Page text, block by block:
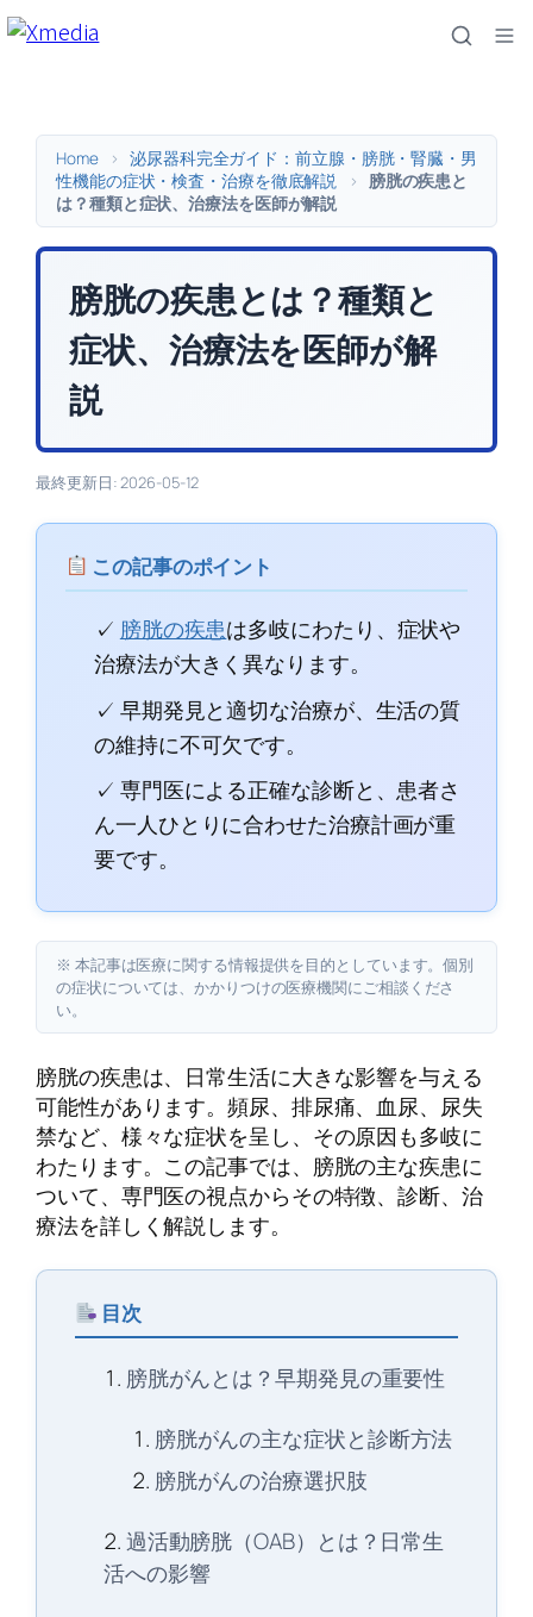
内
Home >
泌尿器科完全ガイド：前立腺・膀胱・腎臓・男
性機能の症状・検査・治療を徹底解説
>
膀胱の疾患と
は？種類と症状、治療法を医師が解説
膀胱の疾患とは？種類と
症状、治療法を医師が解
説
最終更新日: 2026-05-12
この記事のポイント
✓ 膀胱の疾患は多岐にわたり、症状や
治療法が大きく異なります。
✓ 早期発見と適切な治療が、生活の質
の維持に不可欠です。
✓ 専門医による正確な診断と、患者さ
ん一人ひとりに合わせた治療計画が重
要です。
※ 本記事は医療に関する情報提供を目的としています。個別
の症状については、かかりつけの医療機関にご相談くださ
い。
膀胱の疾患は、日常生活に大きな影響を与える
可能性があります。頻尿、排尿痛、血尿、尿失
禁など、様々な症状を呈し、その原因も多岐に
わたります。この記事では、膀胱の主な疾患に
ついて、専門医の視点からその特徴、診断、治
療法を詳しく解説します。
目次
膀胱がんとは？早期発見の重要性
膀胱がんの主な症状と診断方法
膀胱がんの治療選択肢
過活動膀胱（OAB）とは？日常生
活への影響